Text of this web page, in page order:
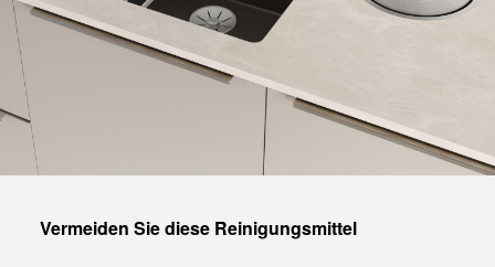
1 /0
Vermeiden Sie diese Reinigungsmittel